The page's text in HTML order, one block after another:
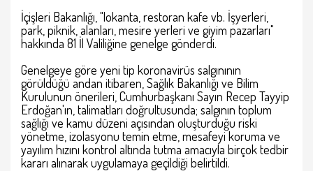
İçişleri Bakanlığı, "lokanta, restoran kafe vb. İşyerleri,
park, piknik, alanları, mesire yerleri ve giyim pazarları"
hakkında 81 İl Valiliğine genelge gönderdi.
Genelgeye göre yeni tip koronavirüs salgınının
görüldüğü andan itibaren, Sağlık Bakanlığı ve Bilim
Kurulunun önerileri, Cumhurbaşkanı Sayın Recep Tayyip
Erdoğan'ın, talimatları doğrultusunda; salgının toplum
sağlığı ve kamu düzeni açısından oluşturduğu riski
yönetme, izolasyonu temin etme, mesafeyi koruma ve
yayılım hızını kontrol altında tutma amacıyla birçok tedbir
kararı alınarak uygulamaya geçildiği belirtildi.